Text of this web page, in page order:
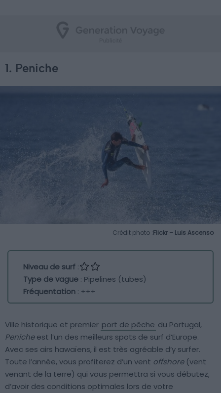
1. Peniche
Crédit photo :Flickr – Luis Ascenso
Niveau de surf :
Type de vague : Pipelines (tubes)
Fréquentation : +++
Ville historique et premier port de pêche du Portugal,
Penicheest l’un des meilleurs spots de surf d’Europe.
Avec ses airs hawaïens, il est très agréable d’y surfer.
Toute l’année, vous profiterez d’un vent offshore(vent
venant de la terre) qui vous permettra si vous débutez,
d’avoir des conditions optimales lors de votre